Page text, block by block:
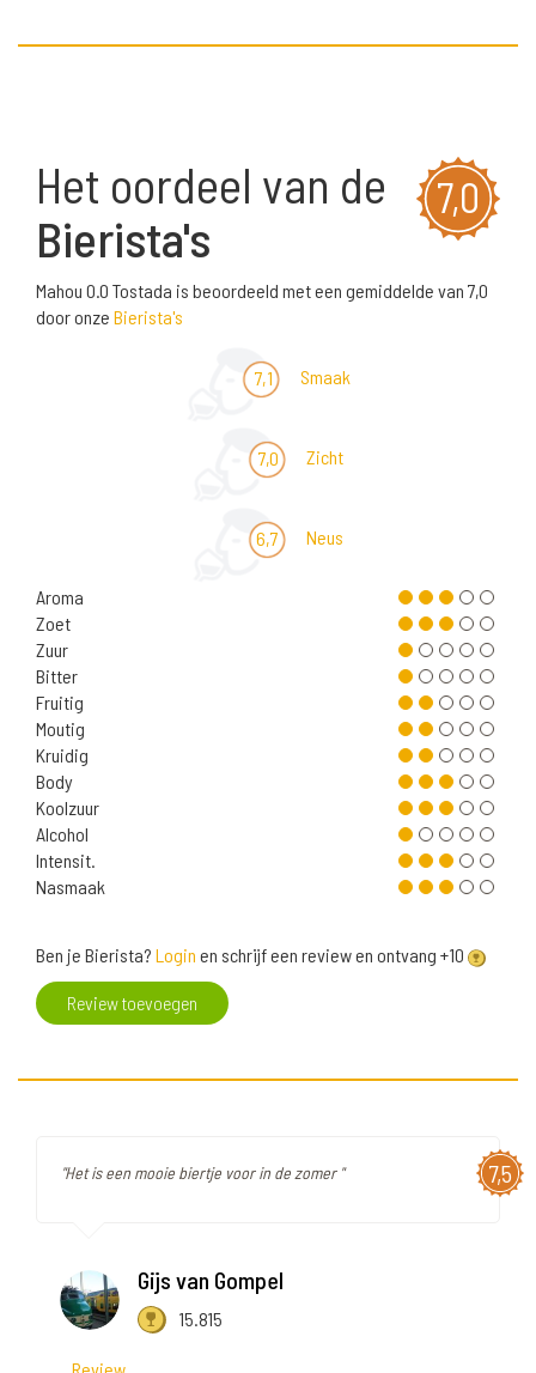
7,0
Het oordeel van de
Bierista's
Mahou 0.0 Tostada is beoordeeld met een gemiddelde van 7,0
door onze Bierista's
7,1 Smaak
7,0 Zicht
6,7 Neus
Aroma
Zoet
Zuur
Bitter
Fruitig
Moutig
Kruidig
Body
Koolzuur
Alcohol
Intensit.
Nasmaak
Ben je Bierista? Login en schrijf een review en ontvang +10
Review toevoegen
7,5
"Het is een mooie biertje voor in de zomer "
Gijs van Gompel
15.815